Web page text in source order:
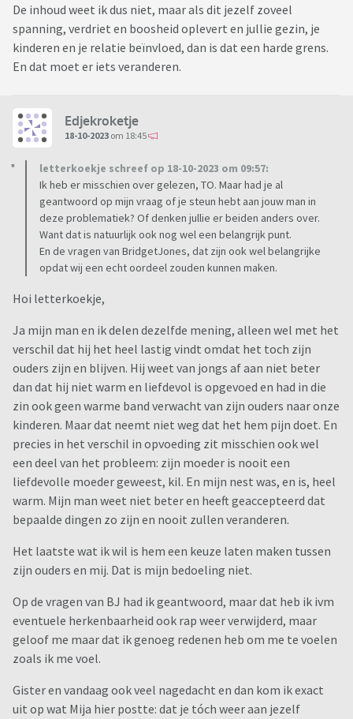
De inhoud weet ik dus niet, maar als dit jezelf zoveel
spanning, verdriet en boosheid oplevert en jullie gezin, je
kinderen en je relatie beïnvloed, dan is dat een harde grens.
En dat moet er iets veranderen.
Edjekroketje
18-10-2023 om 18:45
letterkoekje schreef op 18-10-2023 om 09:57:
Ik heb er misschien over gelezen, TO. Maar had je al
geantwoord op mijn vraag of je steun hebt aan jouw man in
deze problematiek? Of denken jullie er beiden anders over.
Want dat is natuurlijk ook nog wel een belangrijk punt.
En de vragen van BridgetJones, dat zijn ook wel belangrijke
opdat wij een echt oordeel zouden kunnen maken.
Hoi letterkoekje,
Ja mijn man en ik delen dezelfde mening, alleen wel met het
verschil dat hij het heel lastig vindt omdat het toch zijn
ouders zijn en blijven. Hij weet van jongs af aan niet beter
dan dat hij niet warm en liefdevol is opgevoed en had in die
zin ook geen warme band verwacht van zijn ouders naar onze
kinderen. Maar dat neemt niet weg dat het hem pijn doet. En
precies in het verschil in opvoeding zit misschien ook wel
een deel van het probleem: zijn moeder is nooit een
liefdevolle moeder geweest, kil. En mijn nest was, en is, heel
warm. Mijn man weet niet beter en heeft geaccepteerd dat
bepaalde dingen zo zijn en nooit zullen veranderen.
Het laatste wat ik wil is hem een keuze laten maken tussen
zijn ouders en mij. Dat is mijn bedoeling niet.
Op de vragen van BJ had ik geantwoord, maar dat heb ik ivm
eventuele herkenbaarheid ook rap weer verwijderd, maar
geloof me maar dat ik genoeg redenen heb om me te voelen
zoals ik me voel.
Gister en vandaag ook veel nagedacht en dan kom ik exact
uit op wat Mija hier postte: dat je tóch weer aan jezelf